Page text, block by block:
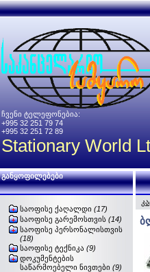
ჩვენი ტელეფონებია:
+995 32 251 79 74
+995 32 251 72 89
Stationary World
განყოფილებები
საოფისე ქაღალდი (17)
საოფისე გარემოსთვის (14)
საოფისე პერსონალისთვის
(18)
საოფისე ტექნიკა (9)
დოკუმენტების
საწარმოებელი ნივთები (9)